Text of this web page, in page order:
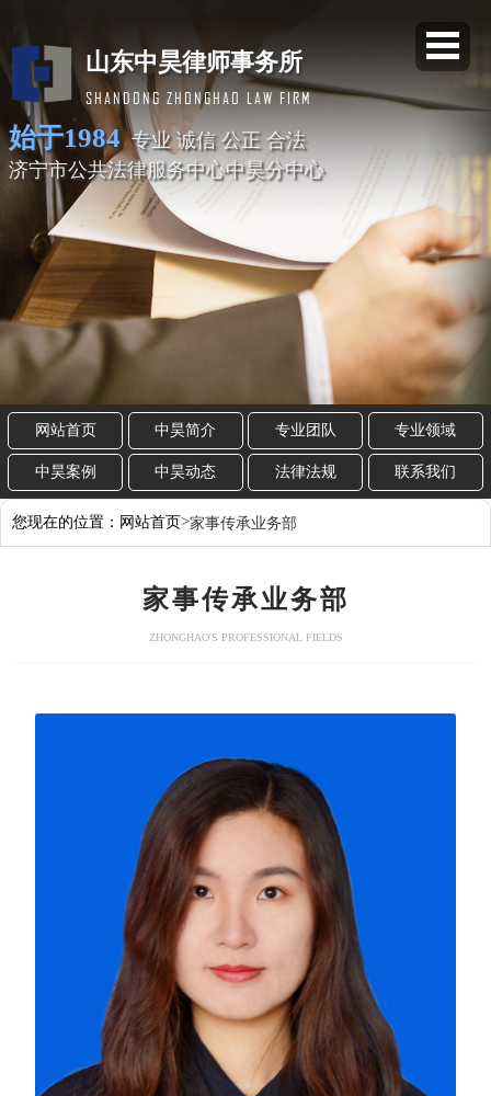
山东中昊律师事务所
SHANDONG ZHONGHAO LAW FIRM
始于1984 专业 诚信 公正 合法
济宁市公共法律服务中心中昊分中心
网站首页 中昊简介 专业团队 专业领域
中昊案例 中昊动态 法律法规 联系我们
您现在的位置： 网站首页>家事传承业务部
家事传承业务部
ZHONGHAO'S PROFESSIONAL FIELDS